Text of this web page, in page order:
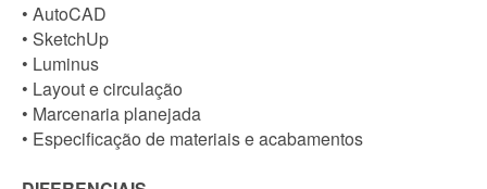
• AutoCAD
• SketchUp
• Luminus
• Layout e circulação
• Marcenaria planejada
• Especificação de materiais e acabamentos